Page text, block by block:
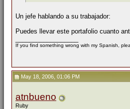
Un jefe hablando a su trabajador:
Puedes llevar este portafolio cuanto
If you find something wrong with my Spanish,
May 18, 2006, 01:06 PM
atnbueno
Ruby